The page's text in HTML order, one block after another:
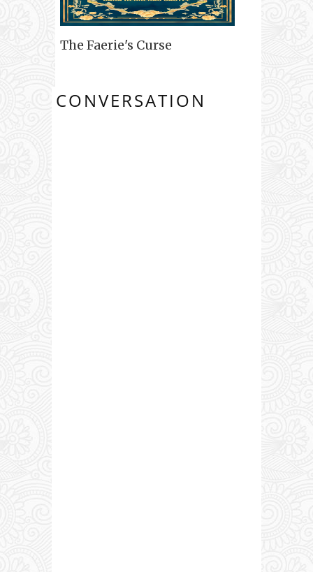
The Faerie's Curse
CONVERSATION